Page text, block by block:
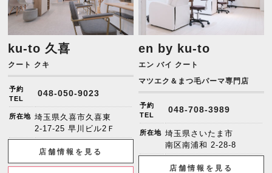
ku-to 久喜
クート クキ
予約
TEL
048-050-9023
所在地 埼玉県久喜市久喜東
2-17-25 早川ビル2Ｆ
店舗情報を見る
en by ku-to
エン バイ クート
マツエク＆まつ毛パーマ専門店
予約
TEL
048-708-3989
所在地 埼玉県さいたま市
南区南浦和 2-28-8
店舗情報を見る